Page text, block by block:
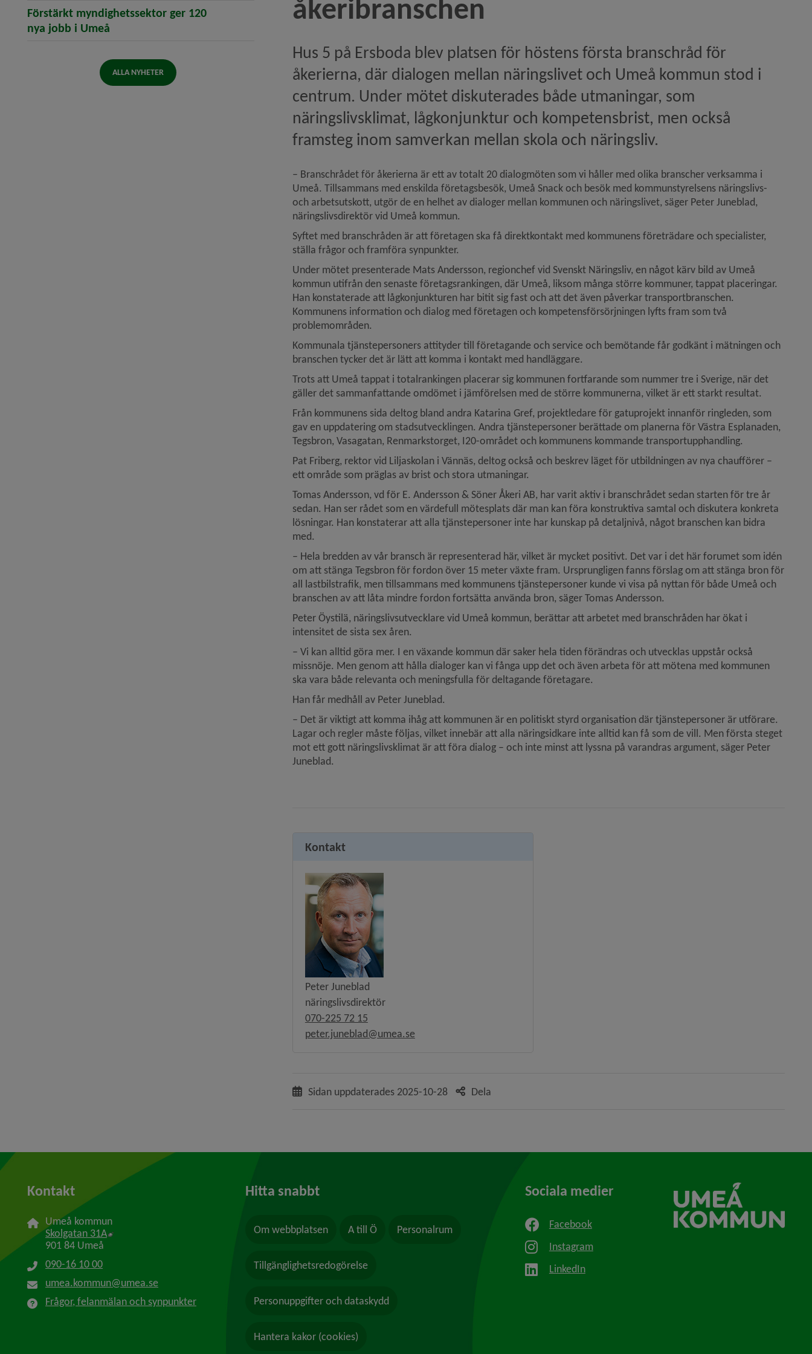
Förstärkt myndighetssektor ger 120
nya jobb i Umeå
ALLA NYHETER
åkeribranschen
Hus 5 på Ersboda blev platsen för höstens första branschråd för
åkerierna, där dialogen mellan näringslivet och Umeå kommun stod i
centrum. Under mötet diskuterades både utmaningar, som
näringslivsklimat, lågkonjunktur och kompetensbrist, men också
framsteg inom samverkan mellan skola och näringsliv.
– Branschrådet för åkerierna är ett av totalt 20 dialogmöten som vi håller med olika branscher verksamma i
Umeå. Tillsammans med enskilda företagsbesök, Umeå Snack och besök med kommunstyrelsens näringslivs-
och arbetsutskott, utgör de en helhet av dialoger mellan kommunen och näringslivet, säger Peter Juneblad,
näringslivsdirektör vid Umeå kommun.
Syftet med branschråden är att företagen ska få direktkontakt med kommunens företrädare och specialister,
ställa frågor och framföra synpunkter.
Under mötet presenterade Mats Andersson, regionchef vid Svenskt Näringsliv, en något kärv bild av Umeå
kommun utifrån den senaste företagsrankingen, där Umeå, liksom många större kommuner, tappat placeringar.
Han konstaterade att lågkonjunkturen har bitit sig fast och att det även påverkar transportbranschen.
Kommunens information och dialog med företagen och kompetensförsörjningen lyfts fram som två
problemområden.
Kommunala tjänstepersoners attityder till företagande och service och bemötande får godkänt i mätningen och
branschen tycker det är lätt att komma i kontakt med handläggare.
Trots att Umeå tappat i totalrankingen placerar sig kommunen fortfarande som nummer tre i Sverige, när det
gäller det sammanfattande omdömet i jämförelsen med de större kommunerna, vilket är ett starkt resultat.
Från kommunens sida deltog bland andra Katarina Gref, projektledare för gatuprojekt innanför ringleden, som
gav en uppdatering om stadsutvecklingen. Andra tjänstepersoner berättade om planerna för Västra Esplanaden,
Tegsbron, Vasagatan, Renmarkstorget, I20-området och kommunens kommande transportupphandling.
Pat Friberg, rektor vid Liljaskolan i Vännäs, deltog också och beskrev läget för utbildningen av nya chaufförer –
ett område som präglas av brist och stora utmaningar.
Tomas Andersson, vd för E. Andersson & Söner Åkeri AB, har varit aktiv i branschrådet sedan starten för tre år
sedan. Han ser rådet som en värdefull mötesplats där man kan föra konstruktiva samtal och diskutera konkreta
lösningar. Han konstaterar att alla tjänstepersoner inte har kunskap på detaljnivå, något branschen kan bidra
med.
– Hela bredden av vår bransch är representerad här, vilket är mycket positivt. Det var i det här forumet som idén
om att stänga Tegsbron för fordon över 15 meter växte fram. Ursprungligen fanns förslag om att stänga bron för
all lastbilstrafik, men tillsammans med kommunens tjänstepersoner kunde vi visa på nyttan för både Umeå och
branschen av att låta mindre fordon fortsätta använda bron, säger Tomas Andersson.
Peter Öystilä, näringslivsutvecklare vid Umeå kommun, berättar att arbetet med branschråden har ökat i
intensitet de sista sex åren.
– Vi kan alltid göra mer. I en växande kommun där saker hela tiden förändras och utvecklas uppstår också
missnöje. Men genom att hålla dialoger kan vi fånga upp det och även arbeta för att mötena med kommunen
ska vara både relevanta och meningsfulla för deltagande företagare.
Han får medhåll av Peter Juneblad.
– Det är viktigt att komma ihåg att kommunen är en politiskt styrd organisation där tjänstepersoner är utförare.
Lagar och regler måste följas, vilket innebär att alla näringsidkare inte alltid kan få som de vill. Men första steget
mot ett gott näringslivsklimat är att föra dialog – och inte minst att lyssna på varandras argument, säger Peter
Juneblad.
Kontakt
Peter Juneblad
näringslivsdirektör
070-225 72 15
peter.juneblad@umea.se
Sidan uppdaterades 2025-10-28 Dela
Kontakt
Umeå kommun
Skolgatan 31A Länk till annan webbplats, öppnas i nytt fönster.
901 84 Umeå
090-16 10 00
umea.kommun@umea.se
Frågor, felanmälan och synpunkter
Hitta snabbt
Om webbplatsen A till Ö Personalrum
Tillgänglighetsredogörelse
Personuppgifter och dataskydd
Hantera kakor (cookies)
Sociala medier
Facebook
Instagram
LinkedIn